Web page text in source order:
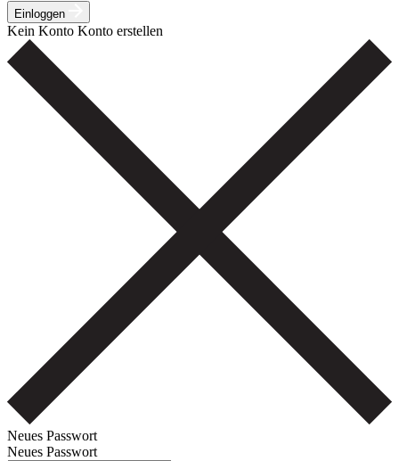
Einloggen
Kein Konto Konto erstellen
Neues Passwort
Neues Passwort